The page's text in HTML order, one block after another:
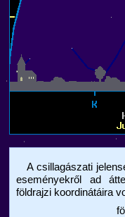
A csillagászati
eseményekről ad
földrajzi koordinátáira